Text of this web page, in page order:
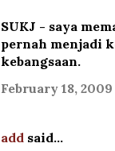
SUKJ - saya
pernah menjadi
kebangsaan.
February 18,
add said…